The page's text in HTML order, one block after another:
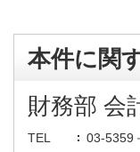
本件に関
財務部 会
TEL
03-5359